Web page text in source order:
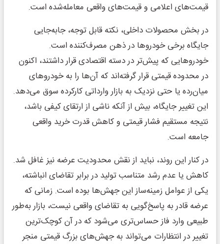
قیمت‌های اعلامی و قیمت‌های واقعی معامله‌شده است.
در بخش محصولات داخلی، نکته قابل توجه، جابه‌جایی
جایگاه برخی خودروها در ذهن مصرف‌کننده است.
خودروهایی که پیش‌تر در دسته اقتصادی قرار داشتند، اکنون
در محدوده قیمتی قرار گرفته‌اند که آن‌ها را به خودروهای
میان‌رده یا حتی نزدیک به بازار وارداتی کارکرده سوق می‌دهد.
این تغییر جایگاه، بیش از آنکه ناشی از ارتقای کیفی باشد،
نتیجه مستقیم فشار قیمتی و کاهش قدرت خرید واقعی
جامعه است.
در کنار این روند، نباید از نقش محدودیت عرضه نیز غافل شد.
کاهش یا عدم رشد متناسب تولید در برابر تقاضای انباشته،
یکی از عوامل زمینه‌ساز این جهش‌ها بوده است. زمانی که
عرضه قادر به پاسخ‌گویی به تقاضای واقعی نیست، بازار به‌طور
طبیعی وارد فاز حساس‌تری می‌شود که در آن کوچک‌ترین
تغییر در انتظارات می‌تواند به جهش‌های بزرگ قیمتی منجر